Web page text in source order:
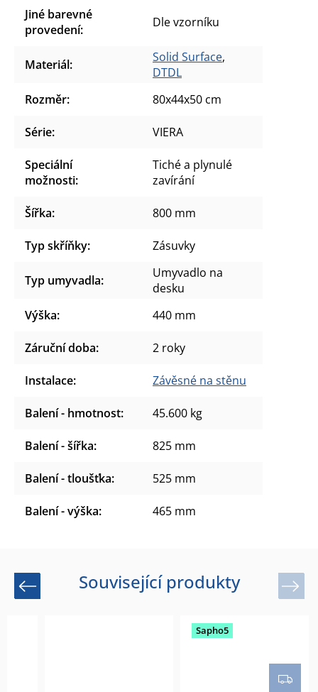
Jiné barevné
provedení: Dle vzorníku
Materiál: Solid Surface,
DTDL
Rozměr: 80x44x50 cm
Série: VIERA
Speciální
možnosti:
Tiché a plynulé
zavírání
Šířka: 800 mm
Typ skříňky: Zásuvky
Typ umyvadla:
Umyvadlo na
desku
Výška: 440 mm
Záruční doba: 2 roky
Instalace: Závěsné na stěnu
Balení - hmotnost: 45.600 kg
Balení - šířka: 825 mm
Balení - tloušťka: 525 mm
Balení - výška: 465 mm
Související produkty
Previous
Sapho5
Next